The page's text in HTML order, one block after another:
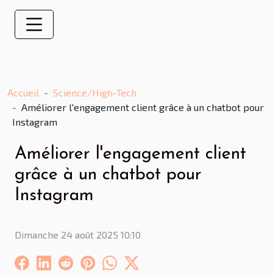
Accueil
Science/High-Tech
Améliorer l'engagement client grâce à un chatbot pour
Instagram
Améliorer l'engagement client
grâce à un chatbot pour
Instagram
Dimanche 24 août 2025 10:10